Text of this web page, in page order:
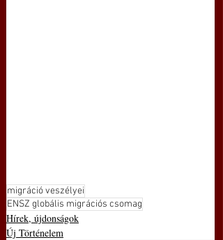
migráció veszélyei
ENSZ globális migrációs csomag
Hírek, újdonságok
Új Történelem